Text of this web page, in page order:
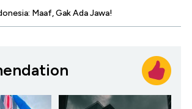
Maaf, Gak Ada Jawa!